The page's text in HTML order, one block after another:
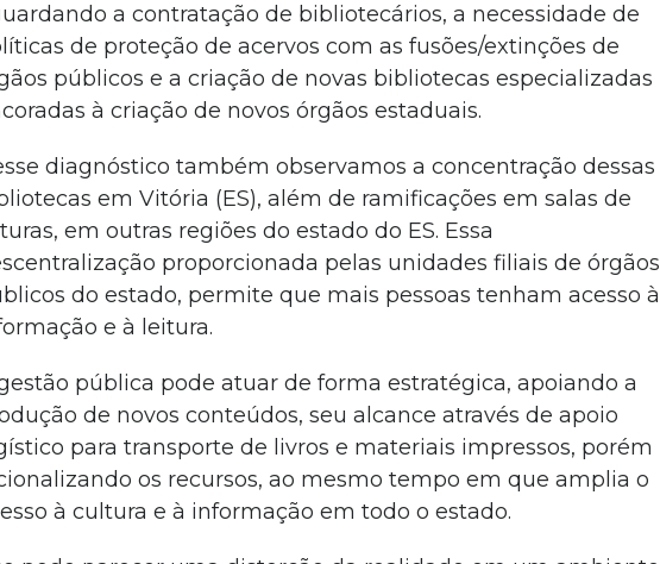
a contratação de bibliotecários, a necessidade de
de proteção de acervos com as fusões/extinções de
públicos e a criação de novas bibliotecas especializadas
à criação de novos órgãos estaduais.
diagnóstico também observamos a concentração dessas
em Vitória (ES), além de ramificações em salas de
em outras regiões do estado do ES. Essa
proporcionada pelas unidades filiais de órgãos
do estado, permite que mais pessoas tenham acesso à
e à leitura.
pública pode atuar de forma estratégica, apoiando a
de novos conteúdos, seu alcance através de apoio
para transporte de livros e materiais impressos, porém
os recursos, ao mesmo tempo em que amplia o
à cultura e à informação em todo o estado.